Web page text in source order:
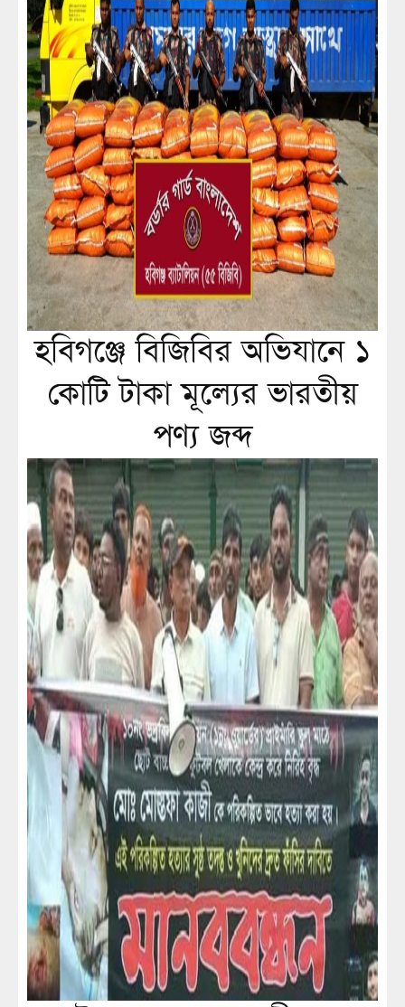
হবিগঞ্জে বিজিবির অভিযানে ১
কোটি টাকা মূল্যের ভারতীয়
পণ্য জব্দ